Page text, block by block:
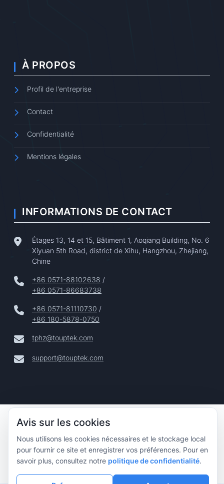
À PROPOS
Profil de l'entreprise
Contact
Confidentialité
Mentions légales
INFORMATIONS DE CONTACT
Étages 13, 14 et 15, Bâtiment 1, Aoqiang Building, No. 6
Xiyuan 5th Road, district de Xihu, Hangzhou, Zhejiang,
Chine
+86 0571-88102638 /
+86 0571-86683738
+86 0571-81110730 /
+86 180-5878-0750
tphz@touptek.com
support@touptek.com
Copyright © 2024–2026 Hangzhou ToupTek Photonics Co.,
Ltd. Tous Droits Réservés |
Confidentialité
|
Mentions Légales
Avis sur les cookies
Nous utilisons les cookies nécessaires et le stockage local
pour fournir ce site et enregistrer vos préférences. Pour en
savoir plus, consultez notre politique de confidentialité.